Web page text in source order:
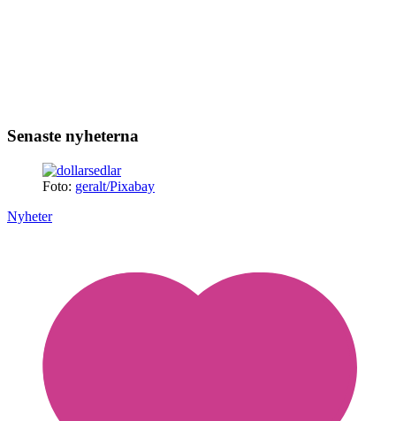
Senaste nyheterna
Foto: geralt/Pixabay
Nyheter